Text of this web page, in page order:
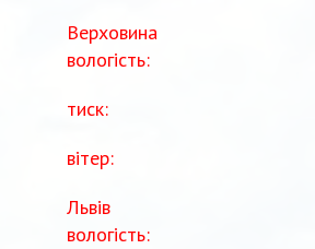
Верховина
вологість:
тиск:
вітер:
Львів
вологість: